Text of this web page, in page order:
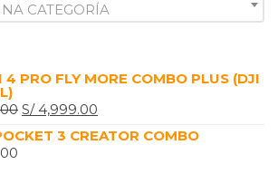
CATEGORÍA
4 PRO FLY MORE COMBO PLUS (DJI
EL
PRECIO
S/4,999.00
PRECIO
3 CREATOR COMBO